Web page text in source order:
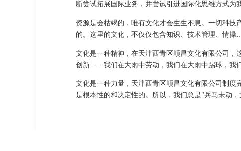
断尝试拓展国际业务，并尝试引进国际化思维方式为
资源是会枯竭的，唯有文化才会生生不息。一切科
的。这里的文化，不仅仅包含知识、技术管理、情
文化是一种精神，在天津西青区顺昌文化有限公司
创新……我们在大雨中劳动，我们在大雨中踢球，我
文化是一种力量，天津西青区顺昌文化有限公司制度
是根本性的和决定性的。所以，我们总是"兵马未动